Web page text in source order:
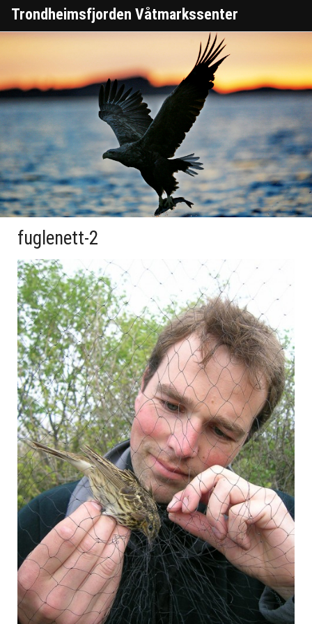
Trondheimsfjorden Våtmarkssenter
fuglenett-2